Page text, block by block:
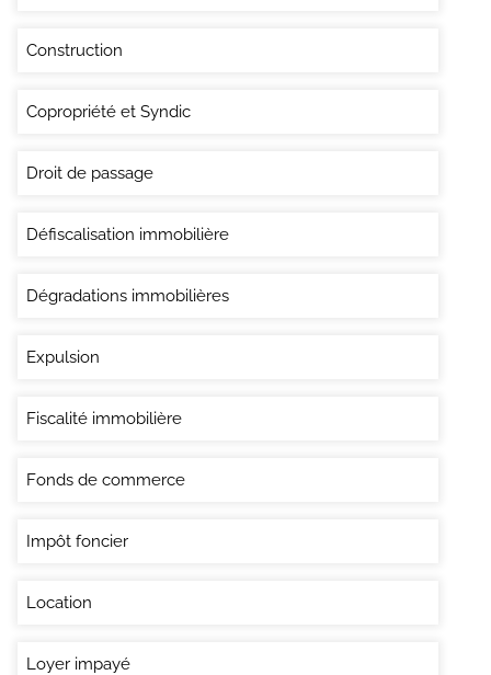
Construction
Copropriété et Syndic
Droit de passage
Défiscalisation immobilière
Dégradations immobilières
Expulsion
Fiscalité immobilière
Fonds de commerce
Impôt foncier
Location
Loyer impayé